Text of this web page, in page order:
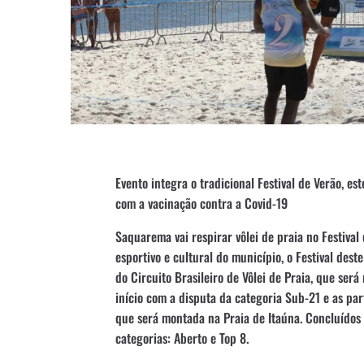
Evento integra o tradicional Festival de Verão,
com a vacinação contra a Covid-19
Saquarema vai respirar vôlei de praia no
esportivo e cultural do município, o Festival
do Circuito Brasileiro de Vôlei de Praia, que
início com a disputa da categoria Sub-21 e as
que será montada na Praia de Itaúna.
categorias: Aberto e Top 8.